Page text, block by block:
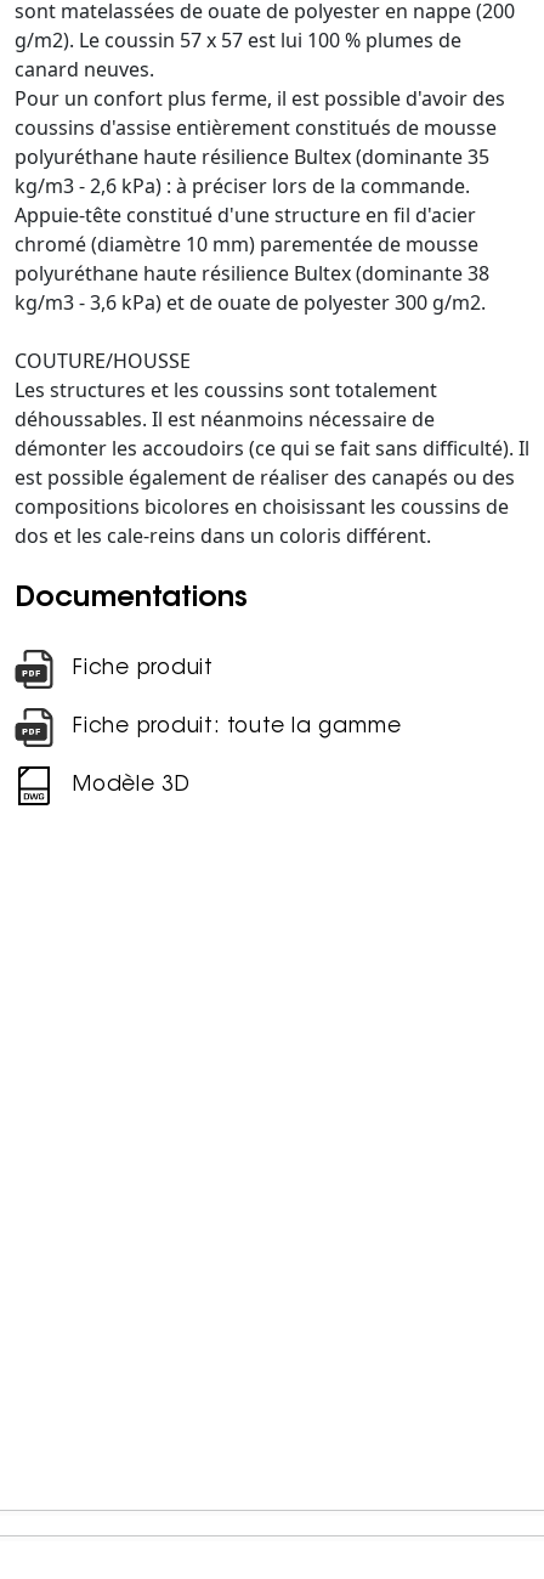
sont matelassées de ouate de polyester en nappe (200
g/m2). Le coussin 57 x 57 est lui 100 % plumes de
canard neuves.
Pour un confort plus ferme, il est possible d'avoir des
coussins d'assise entièrement constitués de mousse
polyuréthane haute résilience Bultex (dominante 35
kg/m3 - 2,6 kPa) : à préciser lors de la commande.
Appuie-tête constitué d'une structure en fil d'acier
chromé (diamètre 10 mm) parementée de mousse
polyuréthane haute résilience Bultex (dominante 38
kg/m3 - 3,6 kPa) et de ouate de polyester 300 g/m2.
COUTURE/HOUSSE
Les structures et les coussins sont totalement
déhoussables. Il est néanmoins nécessaire de
démonter les accoudoirs (ce qui se fait sans difficulté). Il
est possible également de réaliser des canapés ou des
compositions bicolores en choisissant les coussins de
dos et les cale-reins dans un coloris différent.
Documentations
Fiche produit
Fiche produit: toute la gamme
Modèle 3D